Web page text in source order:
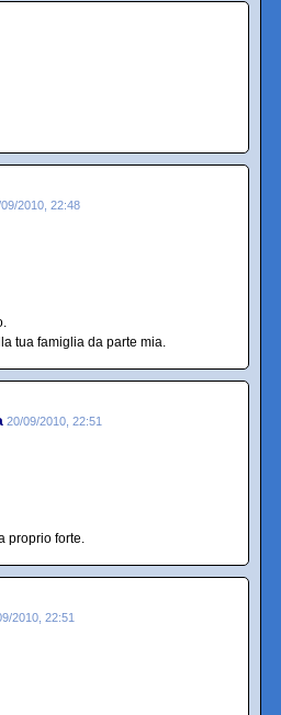
2010, 22:48
tua famiglia da parte mia.
20/09/2010, 22:51
proprio forte.
2010, 22:51